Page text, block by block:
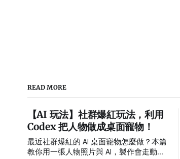
READ MORE
【AI 玩法】社群爆紅玩法，利用
Codex 把人物做成桌面寵物！
最近社群爆紅的 AI 桌面寵物怎麼做？本篇
教你用一張人物照片與 AI，製作會走動、